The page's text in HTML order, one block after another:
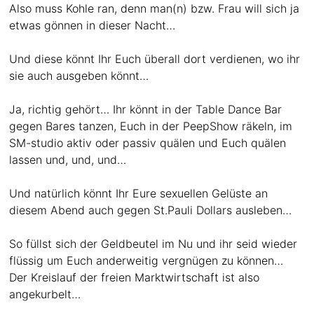
Also muss Kohle ran, denn man(n) bzw. Frau will sich ja
etwas gönnen in dieser Nacht…
Und diese könnt Ihr Euch überall dort verdienen, wo ihr
sie auch ausgeben könnt…
Ja, richtig gehört… Ihr könnt in der Table Dance Bar
gegen Bares tanzen, Euch in der PeepShow räkeln, im
SM-studio aktiv oder passiv quälen und Euch quälen
lassen und, und, und…
Und natürlich könnt Ihr Eure sexuellen Gelüste an
diesem Abend auch gegen St.Pauli Dollars ausleben…
So füllst sich der Geldbeutel im Nu und ihr seid wieder
flüssig um Euch anderweitig vergnügen zu können…
Der Kreislauf der freien Marktwirtschaft ist also
angekurbelt…